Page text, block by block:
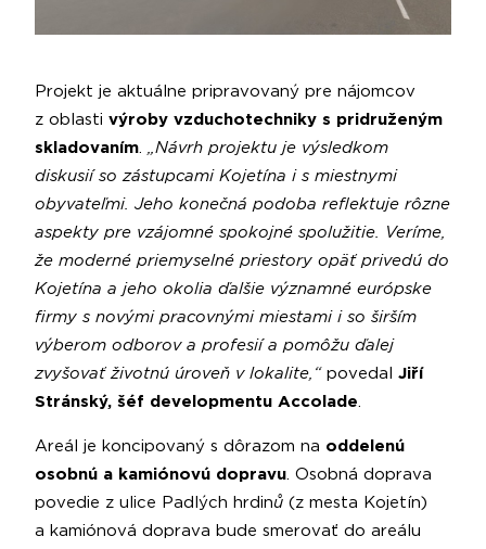
Projekt je aktuálne pripravovaný pre nájomcov
z oblasti výroby vzduchotechniky s pridruženým
skladovaním
„Návrh projektu je výsledkom
diskusií so zástupcami Kojetína i s miestnymi
obyvateľmi. Jeho konečná podoba reflektuje rôzne
aspekty pre vzájomné spokojné spolužitie. Veríme,
že moderné priemyselné priestory opäť privedú do
Kojetína a jeho okolia ďalšie významné európske
firmy s novými pracovnými miestami i so širším
výberom odborov a profesií a pomôžu ďalej
zvyšovať životnú úroveň v lokalite,“ povedal Jiří
Stránský, šéf developmentu Accolade
Areál je koncipovaný s dôrazom na oddelenú
osobnú a kamiónovú dopravu . Osobná doprava
povedie z ulice Padlých hrdinů (z mesta Kojetín)
a kamiónová doprava bude smerovať do areálu